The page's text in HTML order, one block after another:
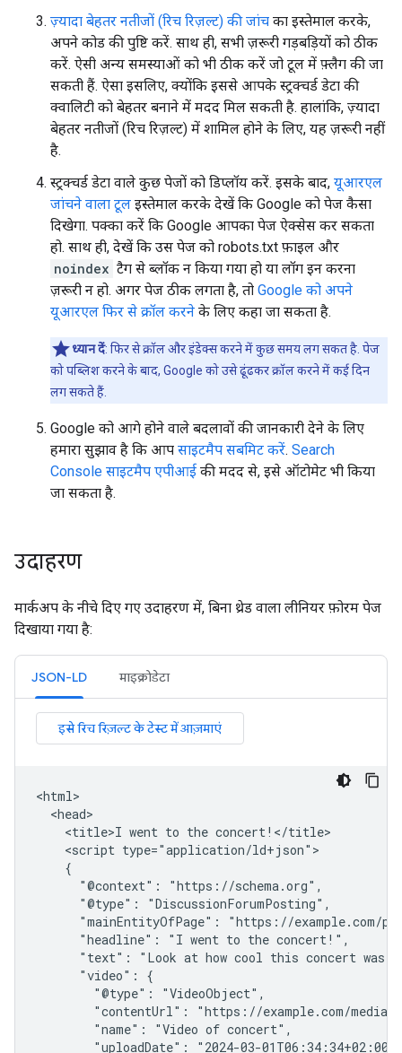
ज़्यादा बेहतर नतीजों (रिच रिज़ल्ट) की जांच का इस्तेमाल करके,
अपने कोड की पुष्टि करें. साथ ही, सभी ज़रूरी गड़बड़ियों को ठीक
करें. ऐसी अन्य समस्याओं को भी ठीक करें जो टूल में फ़्लैग की जा
सकती हैं. ऐसा इसलिए, क्योंकि इससे आपके स्ट्रक्चर्ड डेटा की
क्वालिटी को बेहतर बनाने में मदद मिल सकती है. हालांकि, ज़्यादा
बेहतर नतीजों (रिच रिज़ल्ट) में शामिल होने के लिए, यह ज़रूरी नहीं
है.
स्ट्रक्चर्ड डेटा वाले कुछ पेजों को डिप्लॉय करें. इसके बाद, यूआरएल
जांचने वाला टूल इस्तेमाल करके देखें कि Google को पेज कैसा
दिखेगा. पक्का करें कि Google आपका पेज ऐक्सेस कर सकता
हो. साथ ही, देखें कि उस पेज को robots.txt फ़ाइल और
noindex टैग से ब्लॉक न किया गया हो या लॉग इन करना
ज़रूरी न हो. अगर पेज ठीक लगता है, तो Google को अपने
यूआरएल फिर से क्रॉल करने के लिए कहा जा सकता है.
ध्यान दें: फिर से क्रॉल और इंडेक्स करने में कुछ समय लग सकत है. पेज
को पब्लिश करने के बाद, Google को उसे ढूंढकर क्रॉल करने में कई दिन
लग सकते हैं.
Google को आगे होने वाले बदलावों की जानकारी देने के लिए
हमारा सुझाव है कि आप साइटमैप सबमिट करें. Search
Console साइटमैप एपीआई की मदद से, इसे ऑटोमेट भी किया
जा सकता है.
उदाहरण
मार्कअप के नीचे दिए गए उदाहरण में, बिना थ्रेड वाला लीनियर फ़ोरम पेज
दिखाया गया है:
JSON-LD माइक्रोडेटा
<html>
  <head>
    <title>I went to the concert!</title>
    <script type="application/ld+json">
    {
      "@context": "https://schema.org",
      "@type": "DiscussionForumPosting",
"mainEntityOfPage": "https://example.com/
      "headline": "I went to the concert!",
"text": "Look at how cool this concert
      "video": {
        "@type": "VideoObject",
"contentUrl": "https://example.com/media/
        "name": "Video of concert",
"uploadDate": "2024-03-